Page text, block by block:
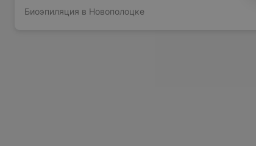
Биоэпиляция в Новополоцке